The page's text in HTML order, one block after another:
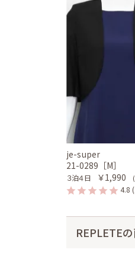
je-super
21-0289［M］
３泊４日 ￥1,990
4.8
REPLETE